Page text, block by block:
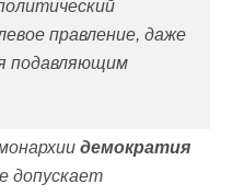
правление, даже
подавляющим
демократия
допускает